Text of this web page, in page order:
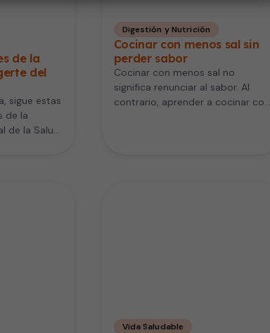
de la
del
sigue estas
de la
de la Salud
Digestión y Nutrición
Cocinar con menos sal sin
perder sabor
Cocinar con menos sal no
significa renunciar al sabor. Al
contrario, aprender a cocinar con
Vida Saludable